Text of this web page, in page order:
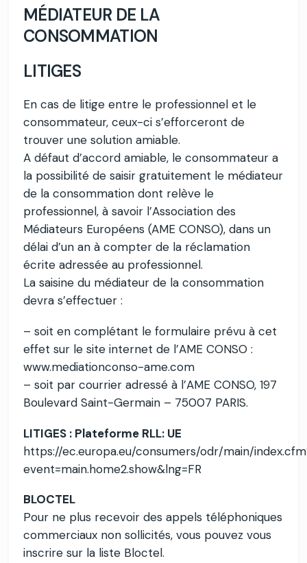
MÉDIATEUR DE LA
CONSOMMATION
LITIGES
En cas de litige entre le professionnel et le
consommateur, ceux-ci s’efforceront de
trouver une solution amiable.
A défaut d’accord amiable, le consommateur a
la possibilité de saisir gratuitement le médiateur
de la consommation dont relève le
professionnel, à savoir l’Association des
Médiateurs Européens (AME CONSO), dans un
délai d’un an à compter de la réclamation
écrite adressée au professionnel.
La saisine du médiateur de la consommation
devra s’effectuer :
– soit en complétant le formulaire prévu à cet
effet sur le site internet de l’AME CONSO :
www.mediationconso-ame.com
– soit par courrier adressé à l’AME CONSO, 197
Boulevard Saint-Germain – 75007 PARIS.
LITIGES : Plateforme RLL: UE
https://ec.europa.eu/consumers/odr/main/
event=main.home2.show&lng=FR
BLOCTEL
Pour ne plus recevoir des appels téléphoniques
commerciaux non sollicités, vous pouvez vous
inscrire sur la liste Bloctel.